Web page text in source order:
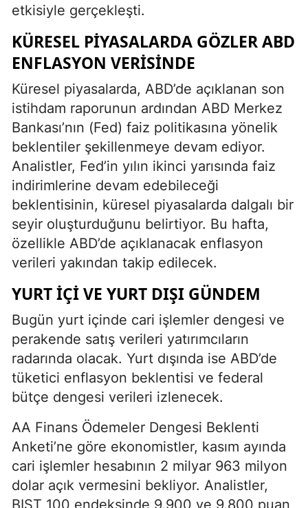
etkisiyle gerçekleşti.
KÜRESEL PIYASALARDA GÖZLER ABD
ENFLASYON VERISINDE
Küresel piyasalarda, ABD’de açıklanan son
istihdam raporunun ardından ABD Merkez
Bankası’nın (Fed) faiz politikasına yönelik
beklentiler şekillenmeye devam ediyor.
Analistler, Fed’in yılın ikinci yarısında faiz
indirimlerine devam edebileceği
beklentisinin, küresel piyasalarda dalgalı bir
seyir oluşturduğunu belirtiyor. Bu hafta,
özellikle ABD’de açıklanacak enflasyon
verileri yakından takip edilecek.
YURT İÇI VE YURT DIŞI GÜNDEM
Bugün yurt içinde cari işlemler dengesi ve
perakende satış verileri yatırımcıların
radarında olacak. Yurt dışında ise ABD’de
tüketici enflasyon beklentisi ve federal
bütçe dengesi verileri izlenecek.
AA Finans Ödemeler Dengesi Beklenti
Anketi’ne göre ekonomistler, kasım ayında
cari işlemler hesabının 2 milyar 963 milyon
dolar açık vermesini bekliyor. Analistler,
BIST 100 endeksinde 9.900 ve 9.800 puan